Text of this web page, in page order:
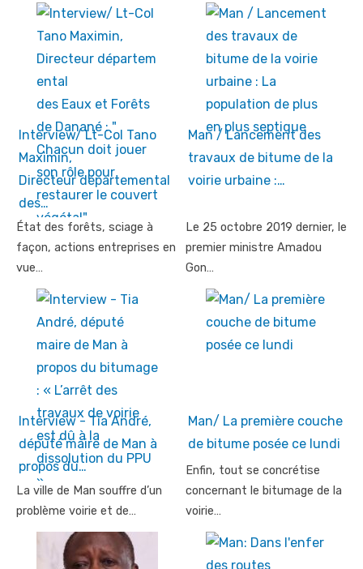
Interview/ Lt-Col Tano
Maximin,
Directeur départemental
des…
État des forêts, sciage à
façon, actions entreprises en
vue…
Man / Lancement des
travaux de bitume de la
voirie urbaine :…
Le 25 octobre 2019 dernier, le
premier ministre Amadou
Gon…
Interview - Tia André,
député maire de Man à
propos du…
La ville de Man souffre d’un
problème voirie et de…
Man/ La première couche
de bitume posée ce lundi
Enfin, tout se concrétise
concernant le bitumage de la
voirie…